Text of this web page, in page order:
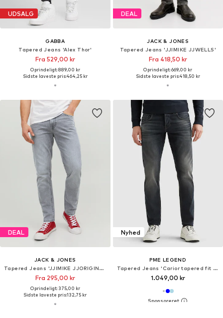
UDSALG
GABBA
Tapered Jeans 'Alex Thor'
Fra 529,00 kr
Oprindeligt: 889,00 kr
Sidste laveste pris:464,25 kr
DEAL
JACK & JONES
Tapered Jeans 'JJIMIKE JJWELLS'
Fra 418,50 kr
Oprindeligt: 669,00 kr
Sidste laveste pris:418,50 kr
DEAL
JACK & JONES
Tapered Jeans 'JJIMIKE JJORIGINAL'
Fra 295,00 kr
Oprindeligt: 375,00 kr
Sidste laveste pris:132,75 kr
Nyhed
PME LEGEND
Tapered Jeans 'Carior tapered fit jeans'
1.049,00 kr